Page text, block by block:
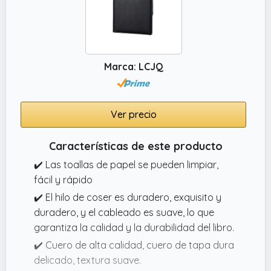
electrónicos, nombres de usuario y
para un acceso rápido, ideal para diversas
Marca: LCJQ
Ver precio
Características de este producto
✔️ Las toallas de papel se pueden limpiar,
fácil y rápido
✔️ El hilo de coser es duradero, exquisito y
duradero, y el cableado es suave, lo que
garantiza la calidad y la durabilidad del libro.
✔️ Cuero de alta calidad, cuero de tapa dura
delicado, textura suave.